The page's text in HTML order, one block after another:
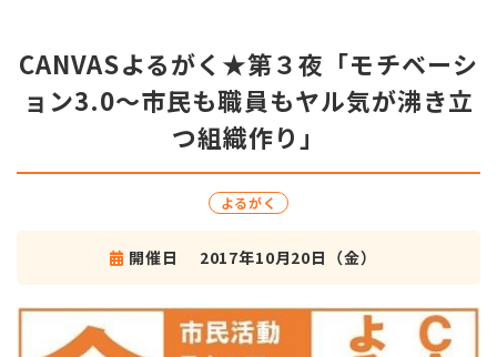
CANVASよるがく★第３夜「モチベーシ
ョン3.0～市民も職員もヤル気が沸き立
つ組織作り」
よるがく
開催日 2017年10月20日（金）